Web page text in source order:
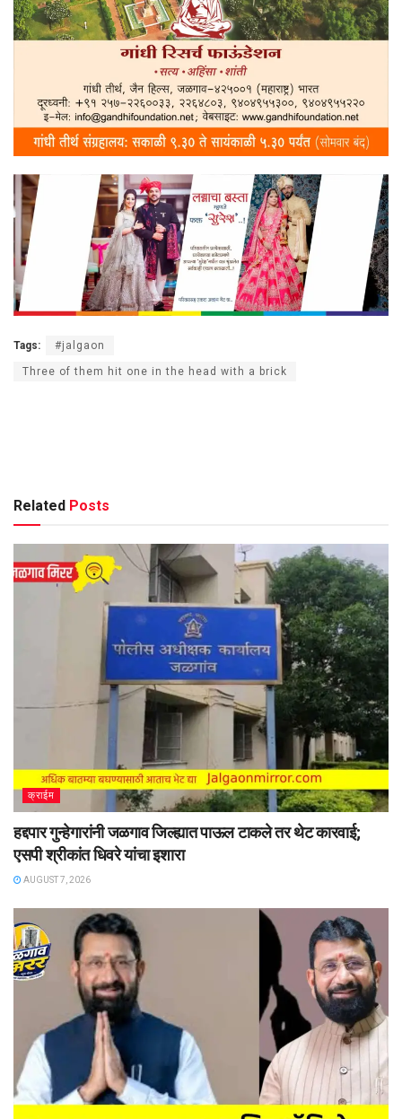
Tags: #jalgaon
Three of them hit one in the head with a brick
Related Posts
क्राईम
हद्दपार गुन्हेगारांनी जळगाव जिल्ह्यात पाऊल टाकले तर थेट कारवाई;
एसपी श्रीकांत धिवरे यांचा इशारा
AUGUST 7, 2026